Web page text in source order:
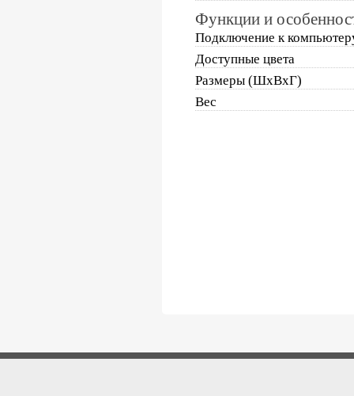
Функции и
Подключение к
Доступные цвета
Размеры (ШxВxГ)
Вес